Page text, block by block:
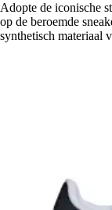
Adopte de iconische
op de beroemde
synthetisch materiaal